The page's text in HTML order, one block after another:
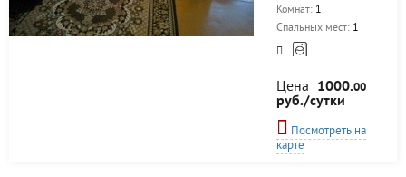
Комнат: 1
Спальных мест: 1
Цена 1000.00
руб./сутки
Посмотреть на
карте